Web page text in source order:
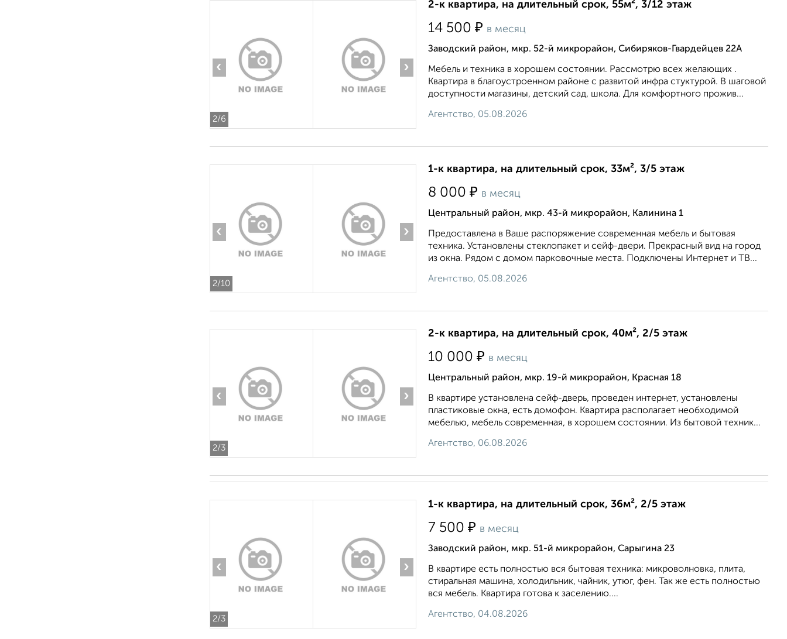
2/6
‹ ›
2-к квартира, на длительный срок, 55м², 3/12 этаж
14 500 ₽ в месяц
Заводский район, мкр. 52-й микрорайон, Сибиряков-Гвардейцев 22А
Мебель и техника в хорошем состоянии. Рассмотрю всех желающих .
Квартира в благоустроенном районе с развитой инфра стуктурой. В шаговой
доступности магазины, детский сад, школа. Для комфортного прожив...
Агентство, 05.08.2026
2/10
‹ ›
1-к квартира, на длительный срок, 33м², 3/5 этаж
8 000 ₽ в месяц
Центральный район, мкр. 43-й микрорайон, Калинина 1
Предоставлена в Ваше распоряжение современная мебель и бытовая
техника. Установлены стеклопакет и сейф-двери. Прекрасный вид на город
из окна. Рядом с домом парковочные места. Подключены Интернет и ТВ...
Агентство, 05.08.2026
2/3
‹ ›
2-к квартира, на длительный срок, 40м², 2/5 этаж
10 000 ₽ в месяц
Центральный район, мкр. 19-й микрорайон, Красная 18
В квартире установлена сейф-дверь, проведен интернет, установлены
пластиковые окна, есть домофон. Квартира располагает необходимой
мебелью, мебель современная, в хорошем состоянии. Из бытовой техник...
Агентство, 06.08.2026
2/3
‹ ›
1-к квартира, на длительный срок, 36м², 2/5 этаж
7 500 ₽ в месяц
Заводский район, мкр. 51-й микрорайон, Сарыгина 23
В квартире есть полностью вся бытовая техника: микроволновка, плита,
стиральная машина, холодильник, чайник, утюг, фен. Так же есть полностью
вся мебель. Квартира готова к заселению....
Агентство, 04.08.2026